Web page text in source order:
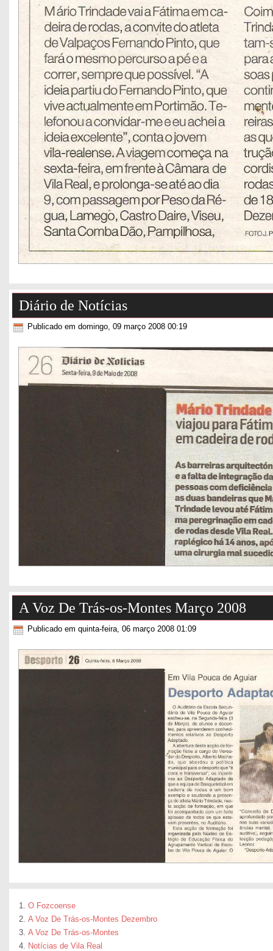
Diário de Notícias
Publicado em domingo, 09 março 2008 00:19
A Voz De Trás-os-Montes Março 2008
Publicado em quinta-feira, 06 março 2008 01:09
O Fozcoense
A Voz De Trás-os-Montes Dezembro
A Voz De Trás-os-Montes
Notícias de Vila Real